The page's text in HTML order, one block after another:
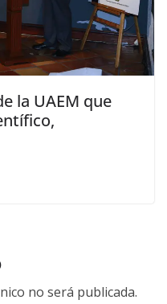
la UAEM que
no será publicada.